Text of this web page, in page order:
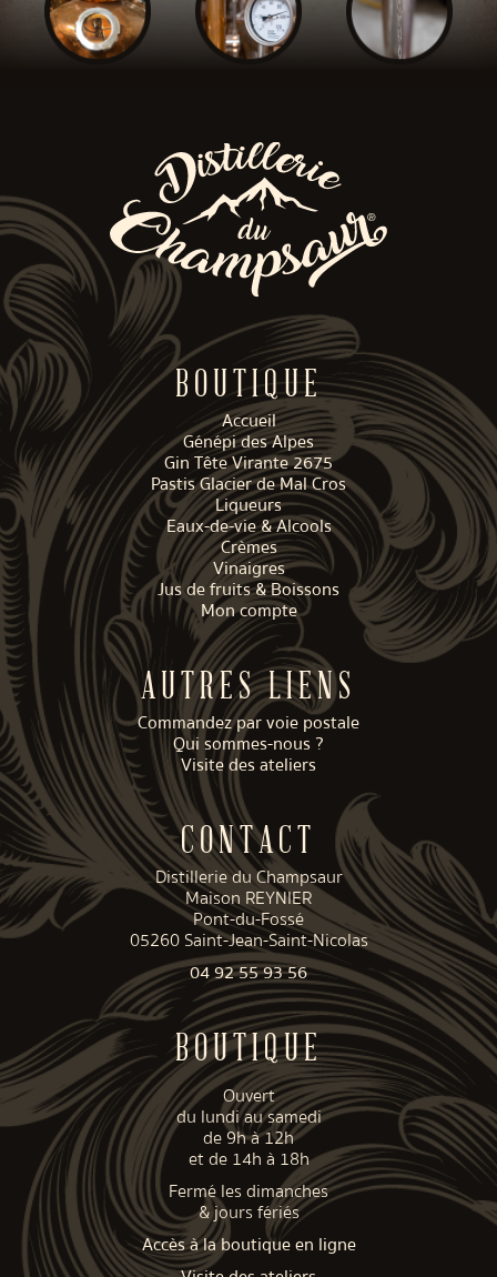
BOUTIQUE
Accueil
Génépi des Alpes
Gin Tête Virante 2675
Pastis Glacier de Mal Cros
Liqueurs
Eaux-de-vie & Alcools
Crèmes
Vinaigres
Jus de fruits & Boissons
Mon compte
AUTRES LIENS
Commandez par voie postale
Qui sommes-nous ?
Visite des ateliers
CONTACT
Distillerie du Champsaur
Maison REYNIER
Pont-du-Fossé
05260 Saint-Jean-Saint-Nicolas
04 92 55 93 56
BOUTIQUE
Ouvert
du lundi au samedi
de 9h à 12h
et de 14h à 18h
Fermé les dimanches
& jours fériés
Accès à la boutique en ligne